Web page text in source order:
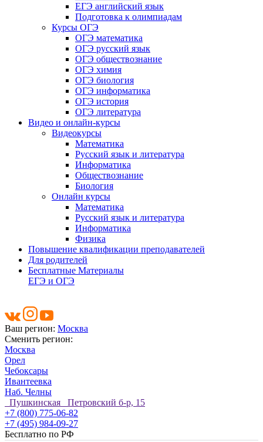
ЕГЭ английский язык
Подготовка к олимпиадам
Курсы ОГЭ
ОГЭ математика
ОГЭ русский язык
ОГЭ обществознание
ОГЭ химия
ОГЭ биология
ОГЭ информатика
ОГЭ история
ОГЭ литература
Видео и онлайн-курсы
Видеокурсы
Математика
Русский язык и литература
Информатика
Обществознание
Биология
Онлайн курсы
Математика
Русский язык и литература
Информатика
Физика
Повышение квалификации преподавателей
Для родителей
Бесплатные Материалы
ЕГЭ и ОГЭ
Ваш регион: Москва
Сменить регион:
Москва
Орел
Чебоксары
Ивантеевка
Наб. Челны
Пушкинская Петровский б-р, 15
+7 (800) 775-06-82
+7 (495) 984-09-27
Бесплатно по РФ